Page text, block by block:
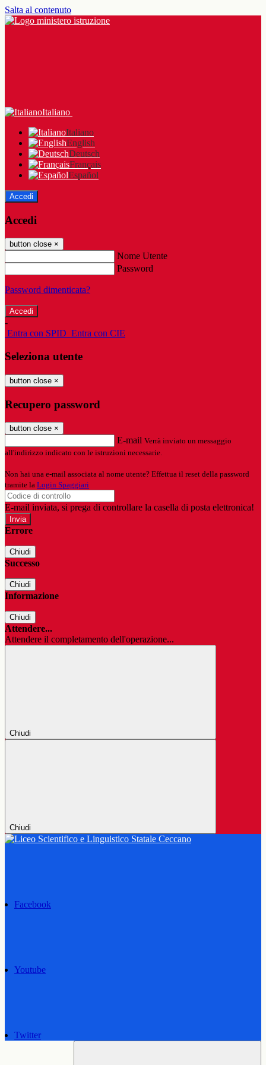
Salta al contenuto
Italiano
Italiano
English
Deutsch
Français
Español
Accedi
Accedi
button close ×
Nome Utente
Password
Password dimenticata?
-
Entra con SPID Entra con CIE
Seleziona utente
button close ×
Recupero password
button close ×
E-mail Verrà inviato un messaggio
all'indirizzo indicato con le istruzioni necessarie.
Non hai una e-mail associata al nome utente? Effettua il reset della password
tramite la Login Spaggiari
E-mail inviata, si prega di controllare la casella di posta elettronica!
Errore
Chiudi
Successo
Chiudi
Informazione
Chiudi
Attendere...
Attendere il completamento dell'operazione...
Chiudi
Chiudi
Facebook
Youtube
Twitter